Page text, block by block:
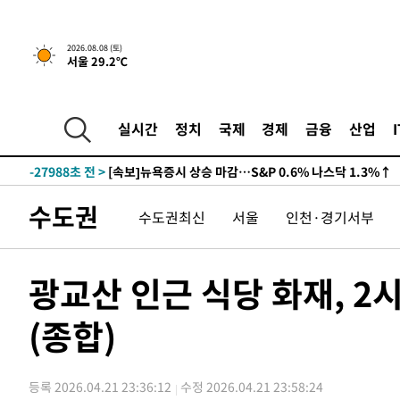
2026.08.08 (토)
서울 29.2℃
실시간 정치 국제 경제 금융 산업
-27988초 전 > [속보]뉴욕증시 상승 마감…S&P 0.6% 나스닥 1.3%↑
수도권 수도권최신 서울 인천·경기서부
광교산 인근 식당 화재, 2
(종합)
등록 2026.04.21 23:36:12 수정 2026.04.21 23:58:24